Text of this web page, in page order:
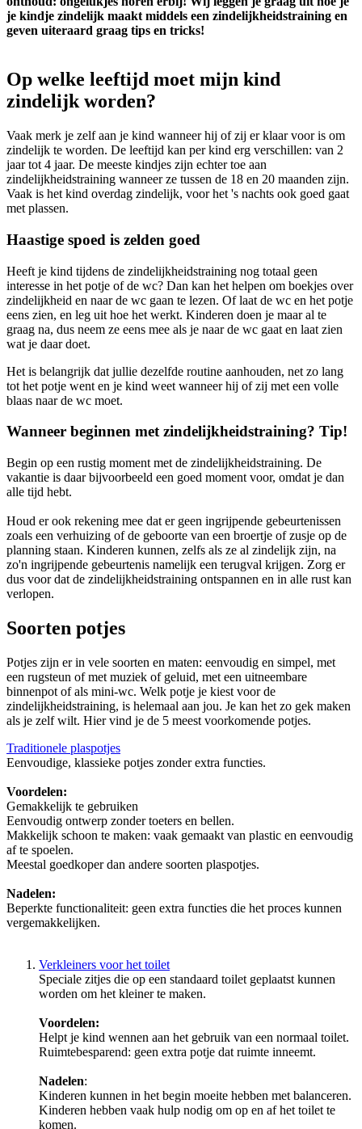
je kindje zindelijk maakt middels een zindelijkheidstraining en
geven uiteraard graag tips en tricks!
Op welke leeftijd moet mijn kind
zindelijk worden?
Vaak merk je zelf aan je kind wanneer hij of zij er klaar voor is om
zindelijk te worden. De leeftijd kan per kind erg verschillen: van 2
jaar tot 4 jaar. De meeste kindjes zijn echter toe aan
zindelijkheidstraining wanneer ze tussen de 18 en 20 maanden zijn.
Vaak is het kind overdag zindelijk, voor het 's nachts ook goed gaat
met plassen.
Haastige spoed is zelden goed
Heeft je kind tijdens de zindelijkheidstraining nog totaal geen
interesse in het potje of de wc? Dan kan het helpen om boekjes over
zindelijkheid en naar de wc gaan te lezen. Of laat de wc en het potje
eens zien, en leg uit hoe het werkt. Kinderen doen je maar al te
graag na, dus neem ze eens mee als je naar de wc gaat en laat zien
wat je daar doet.
Het is belangrijk dat jullie dezelfde routine aanhouden, net zo lang
tot het potje went en je kind weet wanneer hij of zij met een volle
blaas naar de wc moet.
Wanneer beginnen met zindelijkheidstraining? Tip!
Begin op een rustig moment met de zindelijkheidstraining. De
vakantie is daar bijvoorbeeld een goed moment voor, omdat je dan
alle tijd hebt.
Houd er ook rekening mee dat er geen ingrijpende gebeurtenissen
zoals een verhuizing of de geboorte van een broertje of zusje op de
planning staan. Kinderen kunnen, zelfs als ze al zindelijk zijn, na
zo'n ingrijpende gebeurtenis namelijk een terugval krijgen. Zorg er
dus voor dat de zindelijkheidstraining ontspannen en in alle rust kan
verlopen.
Soorten potjes
Potjes zijn er in vele soorten en maten: eenvoudig en simpel, met
een rugsteun of met muziek of geluid, met een uitneembare
binnenpot of als mini-wc. Welk potje je kiest voor de
zindelijkheidstraining, is helemaal aan jou. Je kan het zo gek maken
als je zelf wilt. Hier vind je de 5 meest voorkomende potjes.
Traditionele plaspotjes
Eenvoudige, klassieke potjes zonder extra functies.
Voordelen:
Gemakkelijk te gebruiken
Eenvoudig ontwerp zonder toeters en bellen.
Makkelijk schoon te maken: vaak gemaakt van plastic en eenvoudig
af te spoelen.
Meestal goedkoper dan andere soorten plaspotjes.
Nadelen:
Beperkte functionaliteit: geen extra functies die het proces kunnen
vergemakkelijken.
Verkleiners voor het toilet
Speciale zitjes die op een standaard toilet geplaatst kunnen
worden om het kleiner te maken.
Voordelen:
Helpt je kind wennen aan het gebruik van een normaal toilet.
Ruimtebesparend: geen extra potje dat ruimte inneemt.
Nadelen:
Kinderen kunnen in het begin moeite hebben met balanceren.
Kinderen hebben vaak hulp nodig om op en af het toilet te
komen.